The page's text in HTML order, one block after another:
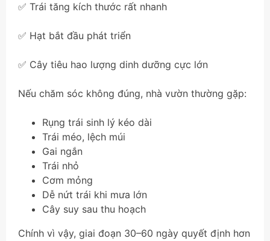
✅ Trái tăng kích thước rất nhanh
✅ Hạt bắt đầu phát triển
✅ Cây tiêu hao lượng dinh dưỡng cực lớn
Nếu chăm sóc không đúng, nhà vườn thường gặp:
Rụng trái sinh lý kéo dài
Trái méo, lệch múi
Gai ngắn
Trái nhỏ
Cơm mỏng
Dễ nứt trái khi mưa lớn
Cây suy sau thu hoạch
Chính vì vậy, giai đoạn 30–60 ngày quyết định hơn